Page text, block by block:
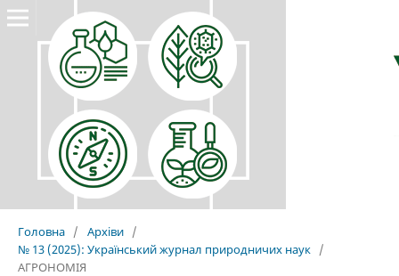
Головна / Архіви /
№ 13 (2025): Український журнал природничих наук /
АГРОНОМІЯ